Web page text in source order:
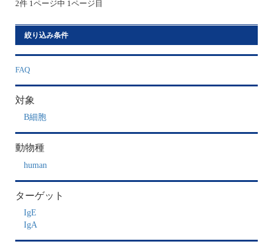
2件 1ページ中 1ページ目
絞り込み条件
FAQ
対象
B細胞
動物種
human
ターゲット
IgE
IgA